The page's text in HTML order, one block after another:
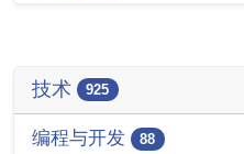
技术 925
编程与开发 88